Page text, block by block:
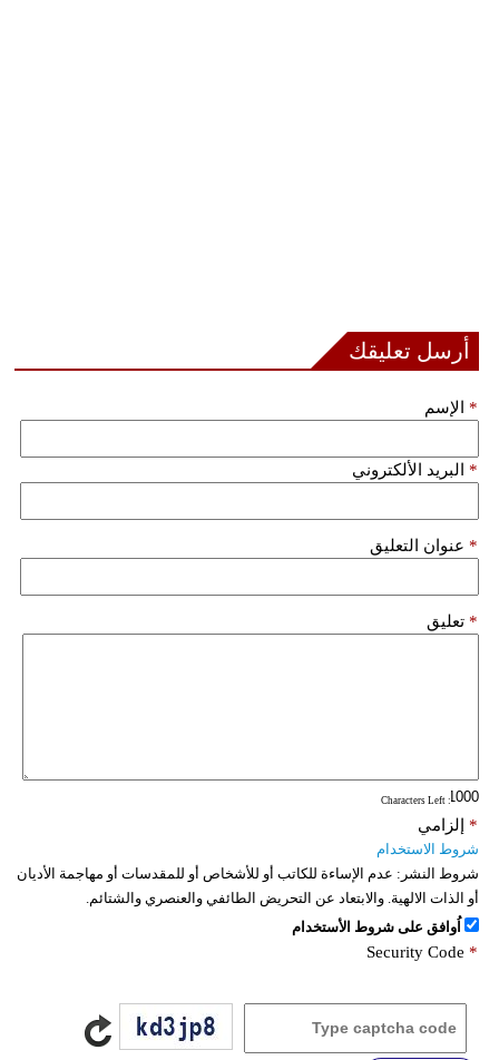
أرسل تعليقك
الإسم *
البريد الألكتروني *
عنوان التعليق *
تعليق *
: Characters Left
إلزامي *
شروط الاستخدام
شروط النشر: عدم الإساءة للكاتب أو للأشخاص أو للمقدسات أو مهاجمة الأديان
أو الذات الالهية. والابتعاد عن التحريض الطائفي والعنصري والشتائم.
اُوافق على شروط الأستخدام
Security Code *